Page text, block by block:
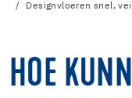
Designvloeren snel,
HOE